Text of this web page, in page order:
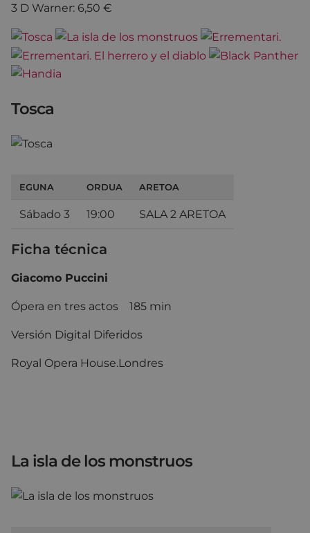
3 D Warner: 6,50 €
Tosca
EGUNA ORDUA ARETOA
Sábado 3 19:00 SALA 2 ARETOA
Ficha técnica
Giacomo Puccini
Ópera en tres actos 185 min
Versión Digital Diferidos
Royal Opera House.Londres
La isla de los monstruos